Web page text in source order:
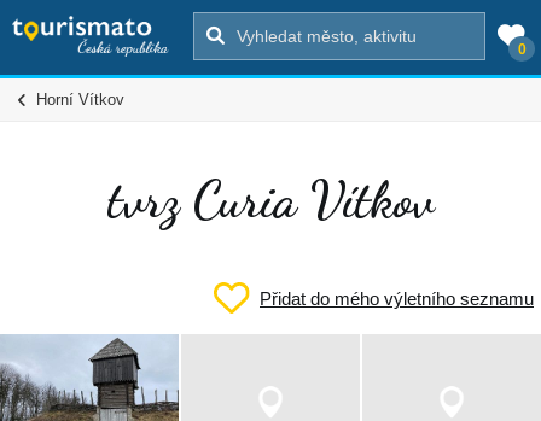
0
Horní Vítkov
tvrz Curia Vítkov
Přidat do mého výletního seznamu